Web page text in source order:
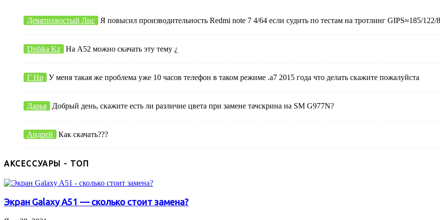
Девятихвостый Лис Я повысил производительность Redmi note 7 4/64 если судить по тестам на тротлинг GIPS≈185/122/
Dishka Kz На А52 можно скачать эту тему ¿
Г Нр У меня такая же проблема уже 10 часов телефон в таком режиме .а7 2015 года что делать скажите пожалуйста
Дарья Добрый день, скажите есть ли различие цвета при замене тачскрина на SM G977N?
Андрей Как скачать???
АКСЕССУАРЫ - ТОП
Экран Galaxy A51 — сколько стоит замена?